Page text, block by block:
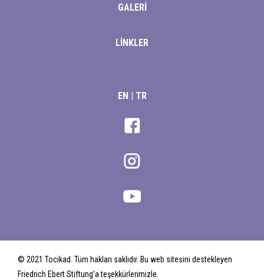
GALERİ
LİNKLER
EN | TR
© 2021 Tocikad. Tüm hakları saklıdır. Bu web sitesini destekleyen
Friedrich Ebert Stiftung’a teşekkürlerimizle.